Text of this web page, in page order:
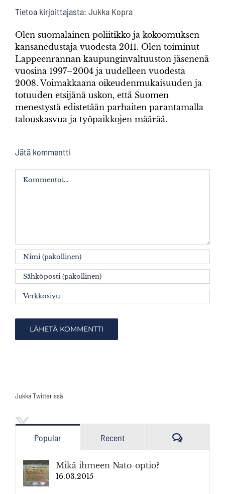
Tietoa kirjoittajasta: Jukka Kopra
Olen suomalainen poliitikko ja kokoomuksen
kansanedustaja vuodesta 2011. Olen toiminut
Lappeenrannan kaupunginvaltuuston jäsenenä
vuosina 1997–2004 ja uudelleen vuodesta
2008. Voimakkaana oikeudenmukaisuuden ja
totuuden etsijänä uskon, että Suomen
menestystä edistetään parhaiten parantamalla
talouskasvua ja työpaikkojen määrää.
Jätä kommentti
Jukka Twitterissä
Popular Recent Kommenttia
Mikä ihmeen Nato-optio?
16.03.2015